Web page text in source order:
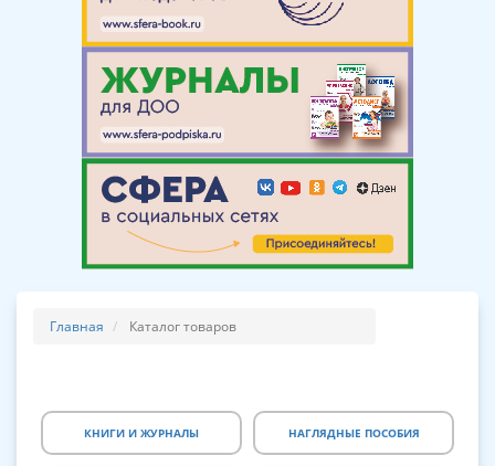
Главная Каталог товаров
КНИГИ И ЖУРНАЛЫ НАГЛЯДНЫЕ ПОСОБИЯ